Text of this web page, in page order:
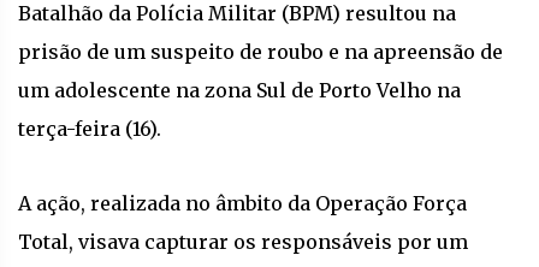
Batalhão da Polícia Militar (BPM) resultou na
prisão de um suspeito de roubo e na apreensão de
um adolescente na zona Sul de Porto Velho na
terça-feira (16).
A ação, realizada no âmbito da Operação Força
Total, visava capturar os responsáveis por um